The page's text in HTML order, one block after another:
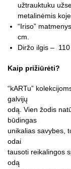
užtrauktuku
metalinėmis
“Iriso”
cm.
Diržo ilgis – 110
Kaip prižiūrėti?
“kARTu”
galvijų
odą. Vien žodis
būdingas
unikalias savybes,
odai
tausoti reikalingos
odą